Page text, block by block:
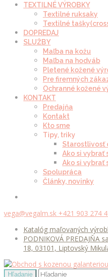
TEXTILNÉ VÝROBKY
Textilné ruksaky
Textilné
DOPREDAJ
SLUŽBY
Maľba na kožu
Maľba na hodváb
Pletené kožené
Pre firemných
Ochranné kožené
KONTAKT
Predajňa
Kontakt
Kto sme
Tipy, triky
Starostlivosť
Ako si vybrať
Ako si vybrať
Spolupráca
Články, novinky
vega@vegalm.sk +421 903 274
Katalóg maľovaných
PODNIKOVÁ PREDAJŇA
18, 03101, Liptovský